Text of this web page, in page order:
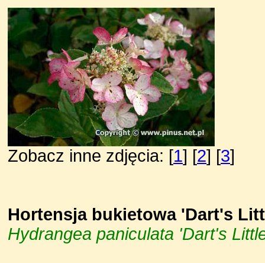
Zobacz inne zdjęcia: [1] [2] [3]
Hortensja bukietowa 'Dart's
Hydrangea paniculata 'Dart's